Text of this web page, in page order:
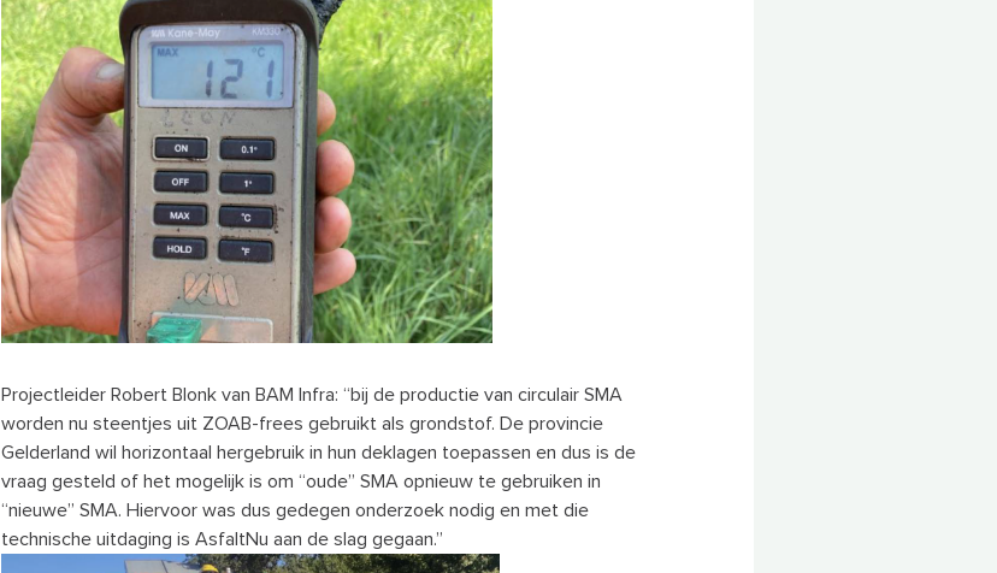
Projectleider Robert Blonk van BAM Infra: “bij de productie van circulair SMA
worden nu steentjes uit ZOAB-frees gebruikt als grondstof. De provincie
Gelderland wil horizontaal hergebruik in hun deklagen toepassen en dus is de
vraag gesteld of het mogelijk is om “oude” SMA opnieuw te gebruiken in
“nieuwe” SMA. Hiervoor was dus gedegen onderzoek nodig en met die
technische uitdaging is AsfaltNu aan de slag gegaan.”